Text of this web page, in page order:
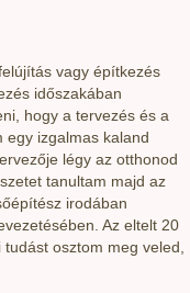
vagy építkezés
időszakában
hogy a tervezés és a
egy izgalmas kaland
légy az otthonod
tanultam majd az
irodában
Az eltelt 20
osztom meg veled,